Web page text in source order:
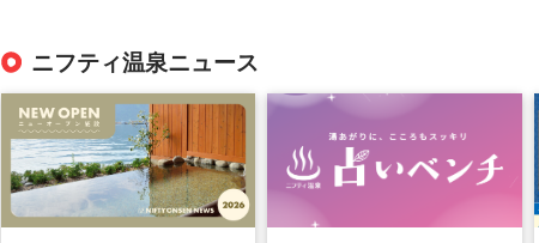
ニフティ温泉ニュース